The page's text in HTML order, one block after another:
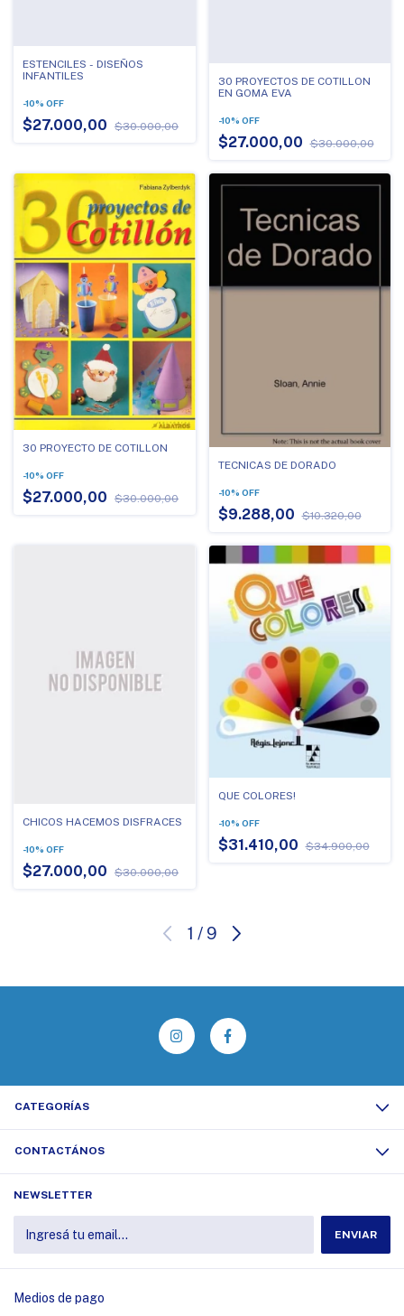
ESTENCILES - DISEÑOS
INFANTILES
-10% OFF
$27.000,00 $30.000,00
30 PROYECTOS DE COTILLON
EN GOMA EVA
-10% OFF
$27.000,00 $30.000,00
30 PROYECTO DE COTILLON
-10% OFF
$27.000,00 $30.000,00
TECNICAS DE DORADO
-10% OFF
$9.288,00 $10.320,00
CHICOS HACEMOS DISFRACES
-10% OFF
$27.000,00 $30.000,00
QUE COLORES!
-10% OFF
$31.410,00 $34.900,00
1 / 9
CATEGORÍAS
CONTACTÁNOS
NEWSLETTER
Medios de pago